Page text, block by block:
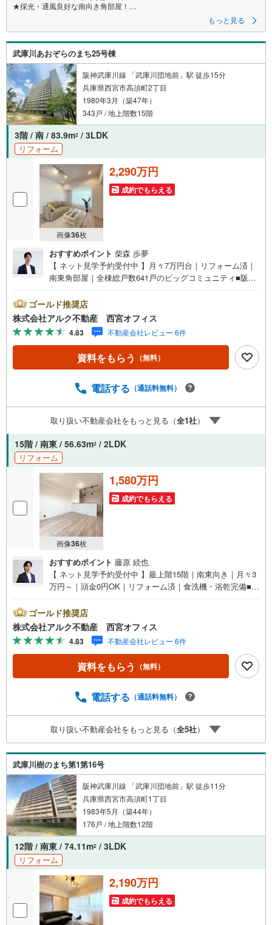
★採光・通風良好な南向き角部屋！
★2026年3月にリフォーム実施予定！
◇ストレスフリーな1階のお部屋！
◇敷地隣接公園ありで子育てにも◎
◇小学校徒歩4分・買物施設徒歩7分で毎日ラクラク！
◇～リフォーム内容～
キッチン・トイレ・浴室・新調、フローリング・CF張替、和室から洋室に
変更、畳表替、ハウスクリーニング等
■弊社の特徴について
東証上場「ウィル不動産販売」阪神間・北摂・名古屋・東京に店舗展開し
ております。
当社オリジナルの物件管理システム「ウィリングナビ」で取引事例・売出
物件など一挙に比較、ご説明いたします。お買い換え・リフォーム・ロー
ン相談等お住まいに関わることは何でもご相談ください。
弊社独自のお得な「平日会員制度」あります。
現地待ち合わせや物件最寄り駅までの送迎も可能です。まずはお気軽にお
【定休日】なし・年末年始・他
【営業時間】10:00～19:00駐車場・キッズスペースもございます。
もっと見る
武庫川あおぞらのまち25号棟
阪神武庫川線 「武庫川団地前」駅 徒歩15分
兵庫県西宮市高須町2丁目
1980年3月（築47年）
343戸 / 地上階数15階
3階 / 南 / 83.9m2 / 3LDK
リフォーム
画像36枚
2,290万円
成約でもらえる
おすすめポイント 柴森 歩夢
【 ネット見学予約受付中 】月々7万円台｜リフォーム済｜
南東角部屋｜全棟総戸数641戸のビッグコミュニティ■阪神
たりとお過ごしいただけます！■南東向き角住戸なので日当
たり眺望良好！■小・中学校徒歩10分圏内！【 リフォーム
内容（2026年3月完成）】＜水回り新規交換＞システムキ
ッチン/ユニットバス/洗面化粧台/トイレ＜内装＞全室クロ
ス貼替/床材貼替/建具交換/ハウスクリーニングほか【 アル
ク不動産について 】当社はJRさくら夙川駅より徒歩3分の
神間エリアを中心に幅広い物件をご紹介可能です。キッズ
く、事前審査のサポートや金融機関のご提案、お客様一人
ひとりに合わせた無理のない資金計画のご提案までトータ
ルでサポートいたします。ローンに不安のある方もお気軽
にご相談ください。
ゴールド推奨店
株式会社アルク不動産 西宮オフィス
4.83 不動産会社レビュー 6件
資料をもらう （無料）
電話する （通話料無料）
取り扱い不動産会社をもっと見る（全1社）
15階 / 南東 / 56.63m2 / 2LDK
リフォーム
画像36枚
1,580万円
成約でもらえる
おすすめポイント 藤原 続也
【 ネット見学予約受付中 】最上階15階｜南東向き｜月々3
万円～｜頭金0円OK｜リフォーム済｜食洗機・浴乾完備■1
す！■南東向きで陽当たり・通風良好です！■LDK約12.6
帖、各洋室に収納を備えた2LDKです！■食洗機・浴室暖房
乾燥機付きで家事の負担を軽減できます！■敷地内駐車場に
空きがあります！【リフォーム内容（2026年2月完成）】
＜水回り新規交換＞システムキッチン/ユニットバス/洗面化
粧台/トイレ＜内装＞全室クロス張替え/床材張替え等【 ア
の立地に店舗を構えております。掲載中の物件に限らず、
ま連れでも安心してご来店いただけます。住宅ローンに強
く、事前審査のサポートや金融機関のご提案、お客様一人
ひとりに合わせた無理のない資金計画のご提案までトータ
ルでサポートいたします。ローンに不安のある方もお気軽
にご相談ください。
ゴールド推奨店
株式会社アルク不動産 西宮オフィス
4.83 不動産会社レビュー 6件
資料をもらう （無料）
電話する （通話料無料）
取り扱い不動産会社をもっと見る（全5社）
武庫川樹のまち第1第16号
阪神武庫川線 「武庫川団地前」駅 徒歩11分
兵庫県西宮市高須町1丁目
1983年5月（築44年）
176戸 / 地上階数12階
12階 / 南東 / 74.11m2 / 3LDK
リフォーム
2,190万円
成約でもらえる